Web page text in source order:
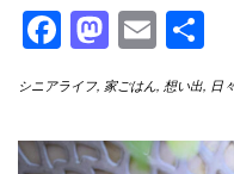
Facebook
Email
シニアライフ, 家ごはん, 想い出, 日